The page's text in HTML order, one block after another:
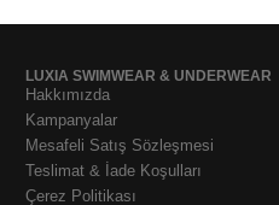
LUXIA SWIMWEAR & UNDERWEAR
Hakkımızda
Kampanyalar
Mesafeli Satış Sözleşmesi
Teslimat & İade Koşulları
Çerez Politikası